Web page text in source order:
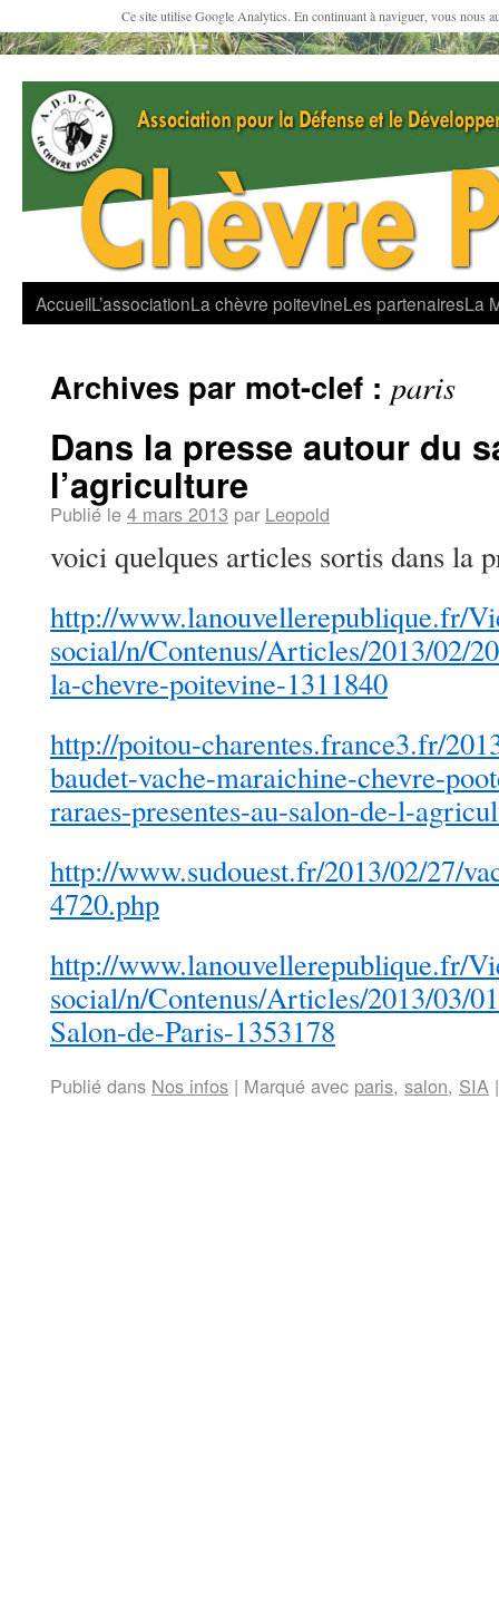
Ce site utilise Google Analytics. En continuant à naviguer, vous nous
AccueilL’associationLa chèvre poitevineLes partenairesLa
Archives par mot-clef : paris
Dans la presse autour du
l’agriculture
Publié le 4 mars 2013 par Leopold
voici quelques articles sortis dans la
http://www.lanouvellerepublique.fr/
social/n/Contenus/Articles/2013/02/
la-chevre-poitevine-1311840
http://poitou-charentes.france3.fr/
baudet-vache-maraichine-chevre-
raraes-presentes-au-salon-de-l-
http://www.sudouest.fr/2013/02/27/
4720.php
http://www.lanouvellerepublique.fr/
social/n/Contenus/Articles/2013/03/
Salon-de-Paris-1353178
Publié dans Nos infos | Marqué avec paris, salon, SIA |